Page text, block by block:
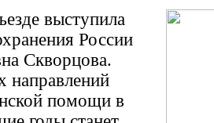
выступила
России
Скворцова.
помощи в